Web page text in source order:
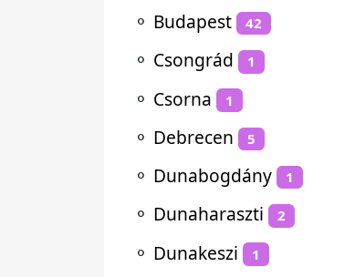
⚬ Budapest 42
⚬ Csongrád 1
⚬ Csorna 1
⚬ Debrecen 5
⚬ Dunabogdány 1
⚬ Dunaharaszti 2
⚬ Dunakeszi 1